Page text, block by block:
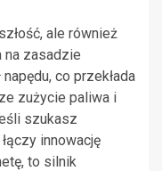
ale również
na zasadzie
co przekłada
zużycie paliwa i
szukasz
innowację
to silnik